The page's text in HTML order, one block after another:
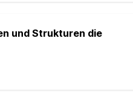
und Strukturen die